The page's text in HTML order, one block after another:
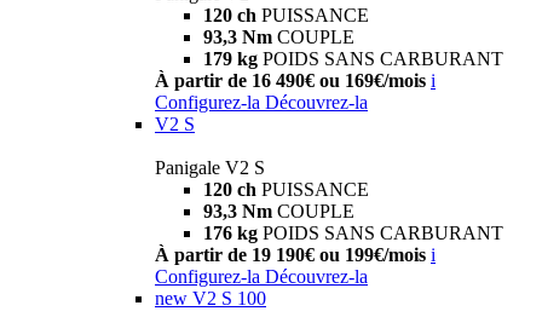
120 ch PUISSANCE
93,3 Nm COUPLE
179 kg POIDS SANS CARBURANT
À partir de 16 490€ ou 169€/mois i
Configurez-la Découvrez-la
V2 S
Panigale V2 S
120 ch PUISSANCE
93,3 Nm COUPLE
176 kg POIDS SANS CARBURANT
À partir de 19 190€ ou 199€/mois i
Configurez-la Découvrez-la
new V2 S 100